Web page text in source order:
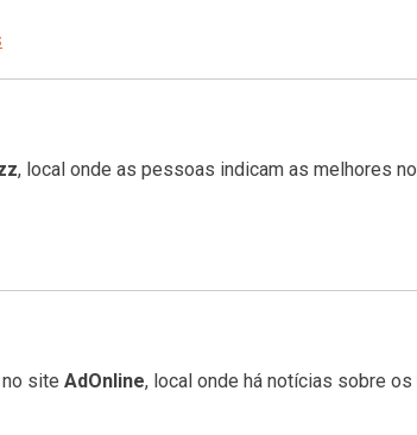
, local onde as pessoas indicam as melhores
no site AdOnline, local onde há notícias sobre